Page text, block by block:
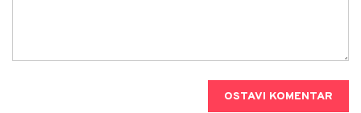
OSTAVI KOMENTAR